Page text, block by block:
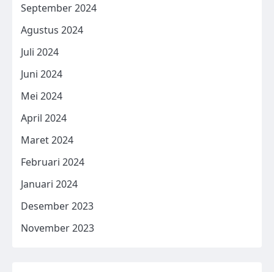
September 2024
Agustus 2024
Juli 2024
Juni 2024
Mei 2024
April 2024
Maret 2024
Februari 2024
Januari 2024
Desember 2023
November 2023